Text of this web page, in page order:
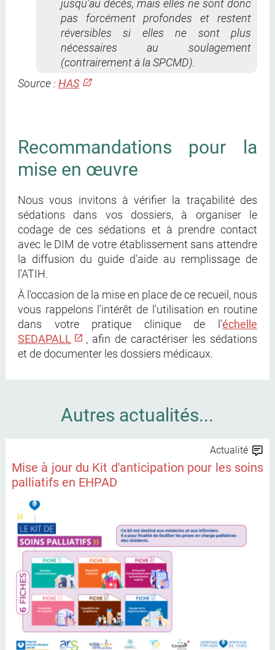
jusqu'au décès, mais elles ne sont donc
pas forcément profondes et restent
réversibles si elles ne sont plus
nécessaires au soulagement
(contrairement à la SPCMD).
Source : HAS
Recommandations pour la
mise en œuvre
Nous vous invitons à vérifier la traçabilité des
sédations dans vos dossiers, à organiser le
codage de ces sédations et à prendre contact
avec le DIM de votre établissement sans attendre
la diffusion du guide d'aide au remplissage de
l'ATIH.
À l'occasion de la mise en place de ce recueil, nous
vous rappelons l'intérêt de l'utilisation en routine
dans votre pratique clinique de l'échelle
SEDAPALL
, afin de caractériser les sédations
et de documenter les dossiers médicaux.
Autres actualités...
Actualité
Mise à jour du Kit d'anticipation pour les soins
palliatifs en EHPAD